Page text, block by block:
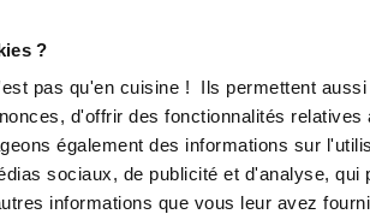
?
pas qu'en cuisine ! Ils permettent
d'offrir des fonctionnalités
également des informations sur
sociaux, de publicité et d'analyse, qui
informations que vous leur avez
carré frais
apéritifs